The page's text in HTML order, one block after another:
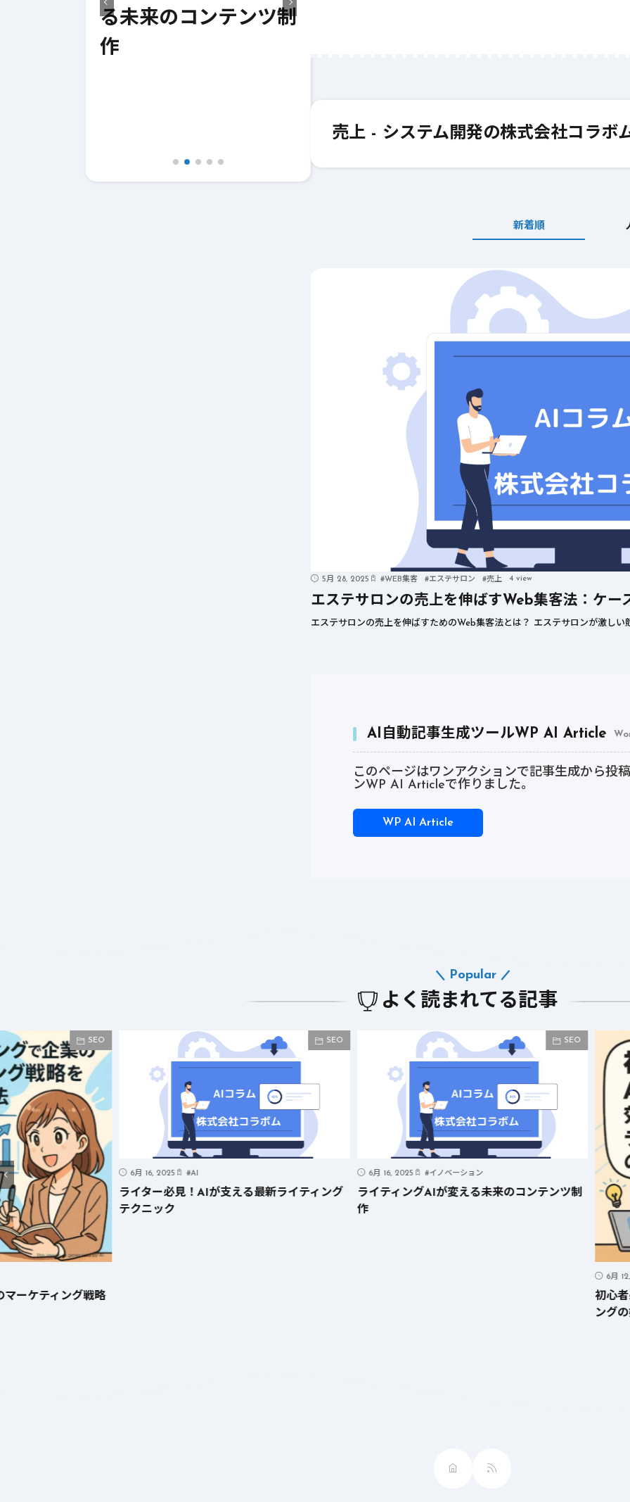
る未来のコンテンツ制
作
した効率的なライティ
ングの始め方
ングの活用法
売上 - システム開発の株式会社コラボ
新着順
5月 28, 2025 #WEB集客 #エステサロン #売上 4 view
エステサロンの売上を伸ばすWeb集客法：ケー
エステサロンの売上を伸ばすためのWeb集客法とは？ エステサロンが激しい
AI自動記事生成ツールWP AI Article
このページはワンアクションで記事生成から投
ンWP AI Articleで作りました。
WP AI Article
よく読まれてる記事
Popular
SEO
マーケティング戦略
SEO
6月 16, 2025 #AI
ライター必見！AIが支える最新ライティング
テクニック
SEO
6月 16, 2025 #イノベーション
ライティングAIが変える未来のコンテンツ制
作
6月
初心
ング